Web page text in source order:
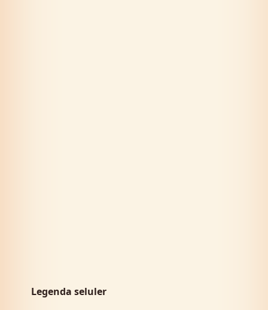
Legenda seluler